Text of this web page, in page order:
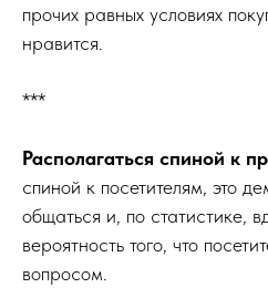
прочих равных условиях
нравится.
***
Располагаться спиной к
спиной к посетителям, это
общаться и, по статистике,
вероятность того, что
вопросом.